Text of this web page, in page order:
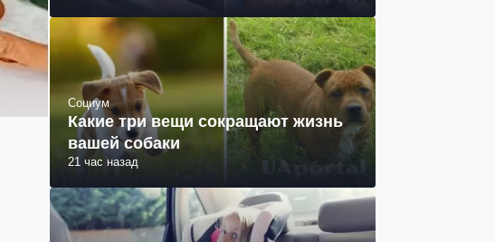
Социум
Какие три вещи сокращают жизнь
вашей собаки
21 час назад